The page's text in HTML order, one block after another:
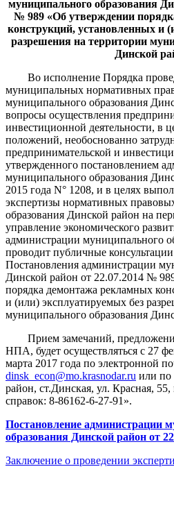
муниципального образования
№ 989 «Об утверждении
конструкций, установленных и
разрешения на территории
Динской
Во исполнение Порядка
муниципальных нормативных
муниципального образования
вопросы осуществления
инвестиционной деятельности, в
положений, необоснованно
предпринимательской и
утвержденного постановлением
муниципального образования
2015 года N° 1208, и в целях
экспертизы нормативных
образования Динской район на
управление экономического
администрации муниципального
проводит публичные
Постановления администрации
Динской район от 22.07.2014 №
порядка демонтажа рекламных
и (или) эксплуатируемых без
муниципального образования
Прием замечаний,
НПА, будет осуществляться с 27
марта 2017 года по электронной
dinsk_econ@mo.krasnodar.ru или по
район, ст.Динская, ул. Красная,
справок: 8-86162-6-27-91».
Постановление администрации
образования Динской район от
Заключение о проведении